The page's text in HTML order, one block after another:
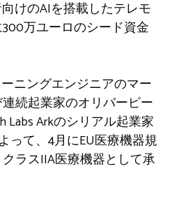
けのAIを搭載したテレモ
万ユーロのシード資金
ニングエンジニアのマー
続起業家のオリバーピー
Labs Arkのシリアル起業家
って、4月にEU医療機器規
ラスIIA医療機器として承